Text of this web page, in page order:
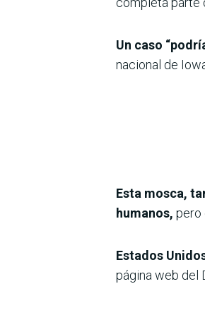
Un caso
nacional de
Esta mosca,
humanos, pero
Estados
página web del